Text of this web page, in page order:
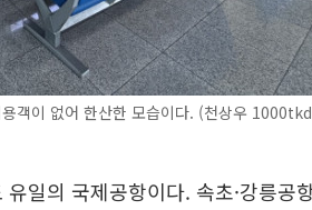
객이 없어 한산한 모습이다. (천상우
일의 국제공항이다. 속초·강릉공